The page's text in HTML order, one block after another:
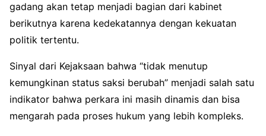
gadang akan tetap menjadi bagian dari kabinet
berikutnya karena kedekatannya dengan kekuatan
politik tertentu.
Sinyal dari Kejaksaan bahwa “tidak menutup
kemungkinan status saksi berubah” menjadi salah satu
indikator bahwa perkara ini masih dinamis dan bisa
mengarah pada proses hukum yang lebih kompleks.